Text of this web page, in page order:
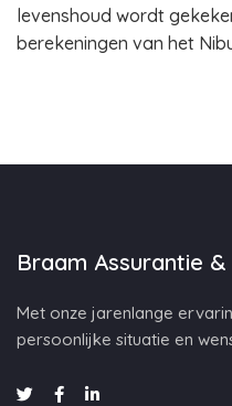
levenshoud wordt
berekeningen van het
Braam Assurantie
Met onze jarenlange
persoonlijke situatie en